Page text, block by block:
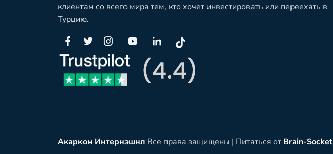
клиентам со всего мира тем, кто хочет инвестировать или переехать в
Турцию.
Акарком Интернэшнл Все права защищены | Питаться от Brain-Socket